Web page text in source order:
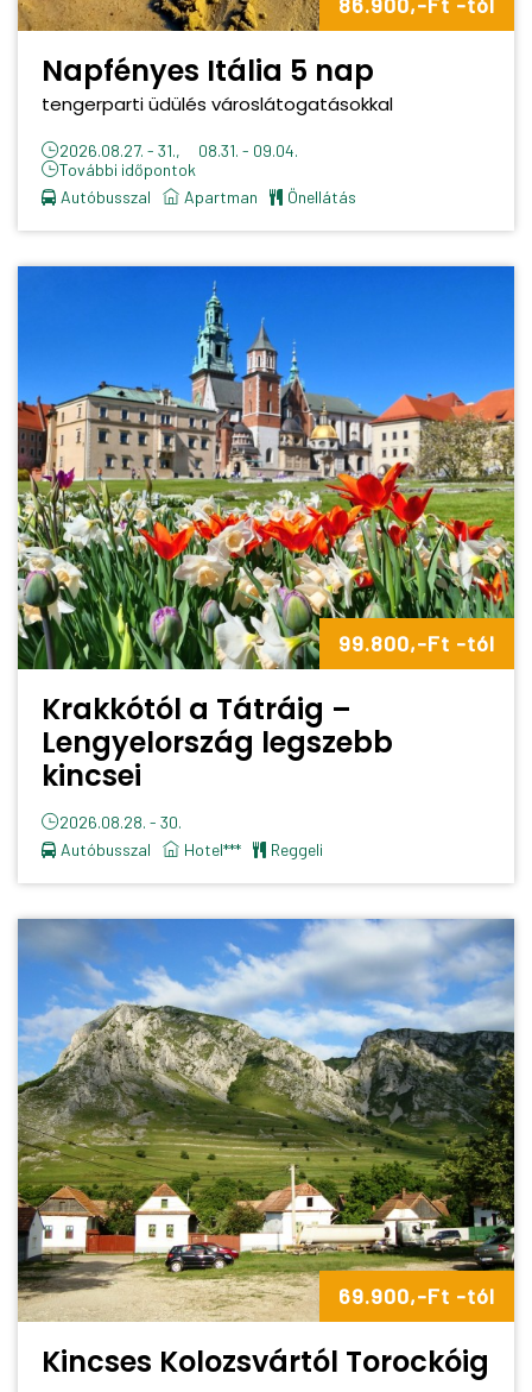
Napfényes Itália 5 nap
tengerparti üdülés városlátogatásokkal
2026.08.27. - 31., 08.31. - 09.04.
További időpontok
Autóbusszal
apartman önellátás
99.800,-Ft -tól
Krakkótól a Tátráig –
Lengyelország legszebb
kincsei
2026.08.28. - 30.
Autóbusszal
Hotel*** reggeli
69.900,-Ft -tól
Kincses Kolozsvártól Torockóig